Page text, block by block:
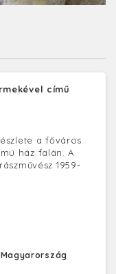
című
a főváros
ház falán. A
1959-